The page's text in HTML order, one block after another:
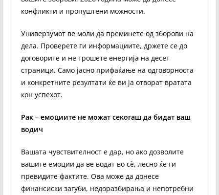
конфликти и пропуштени можности.
Универзумот ве моли да преминете од зборови на
дела. Проверете ги информациите, држете се до
договорите и не трошете енергија на десет
страници. Само јасно прифаќање на одговорноста
и конкретните резултати ќе ви ја отворат вратата
кон успехот.
Рак – емоциите не можат секогаш да бидат ваш
водич
Вашата чувствителност е дар, но ако дозволите
вашите емоции да ве водат во сè, лесно ќе ги
превидите фактите. Ова може да донесе
финансиски загуби, недоразбирања и непотребни